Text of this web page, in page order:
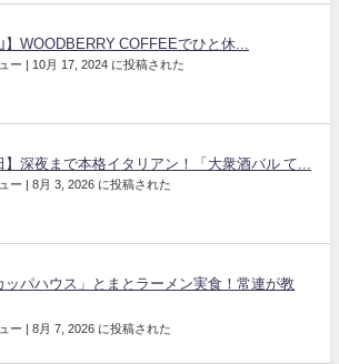
】WOODBERRY COFFEEでひと休...
ー | 10月 17, 2024 に投稿された
】深夜まで本格イタリアン！「大衆酒バル て...
ー | 8月 3, 2026 に投稿された
ッパハウス」とまとラーメン実食！常連が教
ー | 8月 7, 2026 に投稿された